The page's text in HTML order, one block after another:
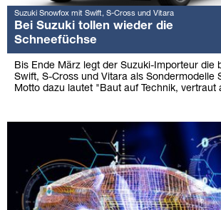
Suzuki Snowfox mit Swift, S-Cross und Vitara
Bei Suzuki tollen wieder die
Schneefüchse
Bis Ende März legt der Suzuki-Importeur die
Swift, S-Cross und Vitara als Sondermodelle
Motto dazu lautet "Baut auf Technik, vertraut